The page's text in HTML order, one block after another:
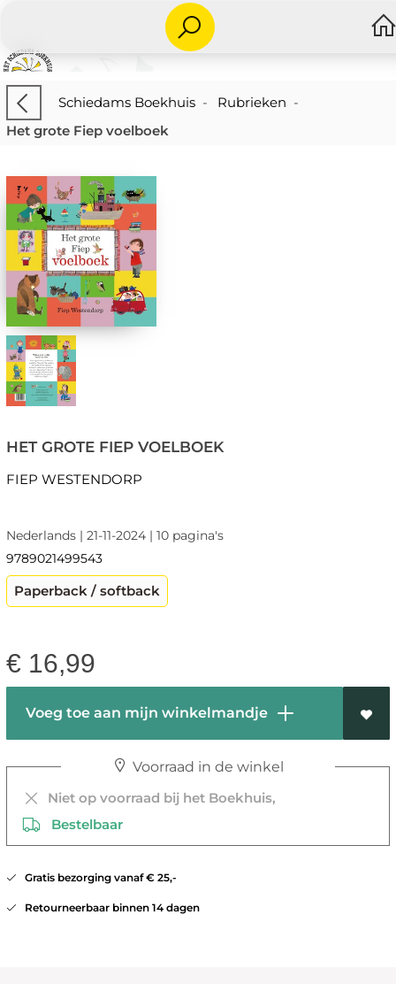
Schiedams Boekhuis- Rubrieken -
Het grote Fiep voelboek
HET GROTE FIEP VOELBOEK
FIEP WESTENDORP
Nederlands | 21-11-2024 | 10 pagina's
9789021499543
Paperback / softback
€ 16,99
Voeg toe aan mijn winkelmandje
Voorraad in de winkel
Niet op voorraad bij het Boekhuis,
Bestelbaar
Gratis bezorging vanaf € 25,-
Retourneerbaar binnen 14 dagen